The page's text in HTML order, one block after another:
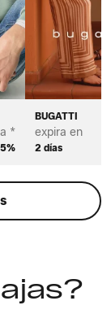
*
BUGATTI
expira en
2 días